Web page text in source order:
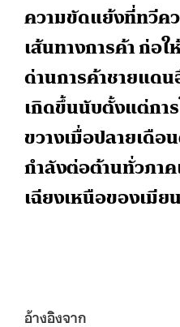
ความขัดแย้งที่ทวีค
เส้นทางการค้า ก่อ
ด่านการค้าชายแด
เกิดขึ้นนับตั้งแต่กา
ขวางเมื่อปลายเดื
กำลังต่อต้านทั่วภา
เฉียงเหนือของเมีย
อ้างอิงจาก